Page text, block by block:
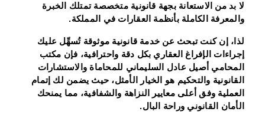
لا بد من الاستعانة بجهة قانونية متخصصة تمتلك الخبرة
والمعرفة الكاملة بأنظمة العقارات في المملكة.
لذا، إن كنت تبحث عن خدمة قانونية موثوقة تُسهِّل عليك
إجراءات الإفراغ العقاري بكل دقة واحترافية، فإن مكتب
المحامي أصيل عادل السليماني للمحاماة والاستشارات
القانونية والتحكيم هو الخيار الأمثل، حيث يضمن لك إتمام
العملية وفق أعلى معايير النزاهة والشفافية، مما يمنحك
الأمان القانوني وراحة البال.